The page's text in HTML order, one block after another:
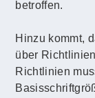
betroffen.
Hinzu kommt,
über
Richtlinien